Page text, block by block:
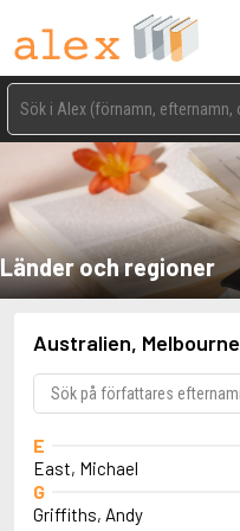
Länder och regioner
Australien, Melbourne
E
East, Michael
G
Griffiths, Andy